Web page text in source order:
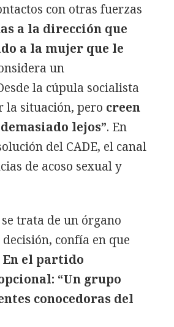
con otras fuerzas
a la dirección que
a la mujer que le
un
la cúpula socialista
la situación, pero creen
lejos”. En
del CADE, el canal
de acoso sexual y
trata de un órgano
confía en que
En el partido
“Un grupo
conocedoras del